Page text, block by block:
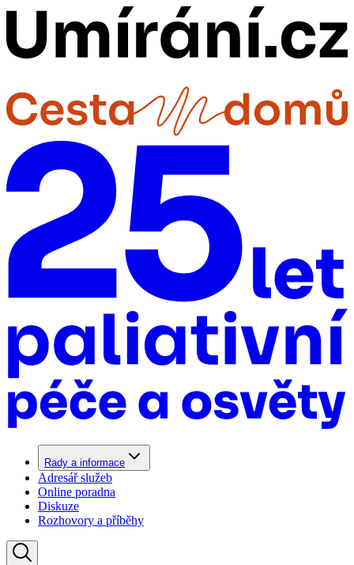
Rady a informace
Adresář služeb
Online poradna
Diskuze
Rozhovory a příběhy